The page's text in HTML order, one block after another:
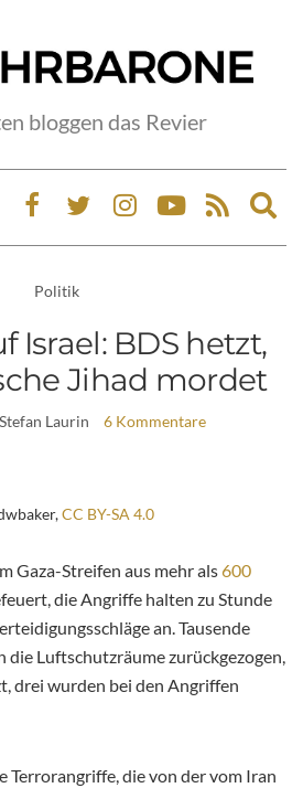
bloggen das Revier
Politik
Israel: BDS hetzt,
Jihad mordet
Laurin 6 Kommentare
CC BY-SA 4.0
Gaza-Streifen aus mehr als600
die Angriffe halten zu Stunde
an. Tausende
die Luftschutzräume zurückgezogen,
drei wurden bei den Angriffen
Terrorangriffe, die von der vom Iran